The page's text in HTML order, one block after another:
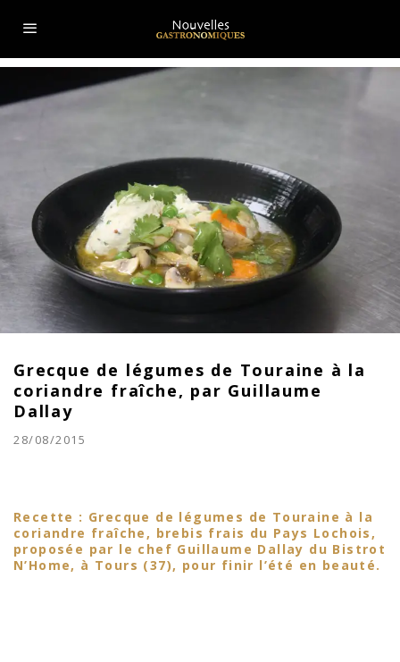
Grecque de légumes de Touraine à la
coriandre fraîche, par Guillaume
Dallay
28/08/2015
Recette : Grecque de légumes de Touraine à la
coriandre fraîche, brebis frais du Pays Lochois,
proposée par le chef Guillaume Dallay du Bistrot
N’Home, à Tours (37), pour finir l’été en beauté.